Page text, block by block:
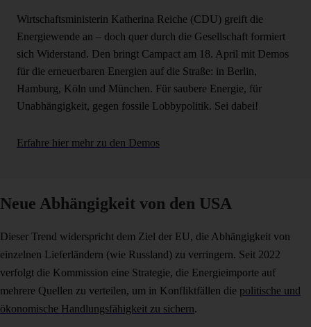
Wirtschaftsministerin Katherina Reiche (CDU) greift die
Energiewende an – doch quer durch die Gesellschaft formiert
sich Widerstand. Den bringt Campact am 18. April mit Demos
für die erneuerbaren Energien auf die Straße: in Berlin,
Hamburg, Köln und München. Für saubere Energie, für
Unabhängigkeit, gegen fossile Lobbypolitik. Sei dabei!
Erfahre hier mehr zu den Demos
Neue Abhängigkeit von den USA
Dieser Trend widerspricht dem Ziel der EU, die Abhängigkeit von
einzelnen Lieferländern (wie Russland) zu verringern. Seit 2022
verfolgt die Kommission eine Strategie, die Energieimporte auf
mehrere Quellen zu verteilen, um in Konfliktfällen die politische und
ökonomische Handlungsfähigkeit zu sichern.